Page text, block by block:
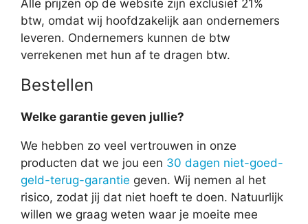
Alle prijzen op de website zijn exclusief 21%
btw, omdat wij hoofdzakelijk aan ondernemers
leveren. Ondernemers kunnen de btw
verrekenen met hun af te dragen btw.
Bestellen
Welke garantie geven jullie?
We hebben zo veel vertrouwen in onze
producten dat we jou een 30 dagen niet-goed-
geld-terug-garantie geven. Wij nemen al het
risico, zodat jij dat niet hoeft te doen. Natuurlijk
willen we graag weten waar je moeite mee